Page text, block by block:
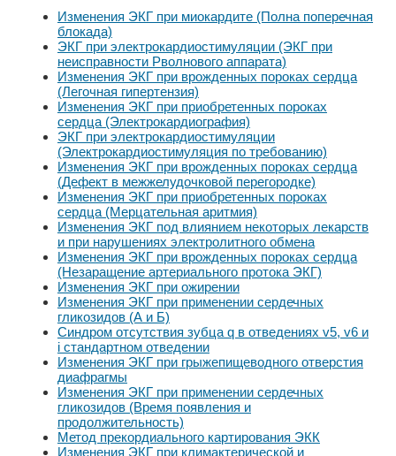
Изменения ЭКГ при миокардите (Полна поперечная
блокада)
ЭКГ при электрокардиостимуляции (ЭКГ при
неисправности Рволнового аппарата)
Изменения ЭКГ при врожденных пороках сердца
(Легочная гипертензия)
Изменения ЭКГ при приобретенных пороках
сердца (Электрокардиография)
ЭКГ при электрокардиостимуляции
(Электрокардиостимуляция по требованию)
Изменения ЭКГ при врожденных пороках сердца
(Дефект в межжелудочковой перегородке)
Изменения ЭКГ при приобретенных пороках
сердца (Мерцательная аритмия)
Изменения ЭКГ под влиянием некоторых лекарств
и при нарушениях электролитного обмена
Изменения ЭКГ при врожденных пороках сердца
(Незаращение артериального протока ЭКГ)
Изменения ЭКГ при ожирении
Изменения ЭКГ при применении сердечных
гликозидов (А и Б)
Синдром отсутствия зубца q в отведениях v5, v6 и
i стандартном отведении
Изменения ЭКГ при грыжепищеводного отверстия
диафрагмы
Изменения ЭКГ при применении сердечных
гликозидов (Время появления и
продолжительность)
Метод прекордиального картирования ЭКК
Изменения ЭКГ при климактерической и